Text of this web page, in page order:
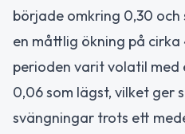
började omkring 0,30 och
en måttlig ökning på cirka
perioden varit volatil med
0,06 som lägst, vilket
svängningar trots ett